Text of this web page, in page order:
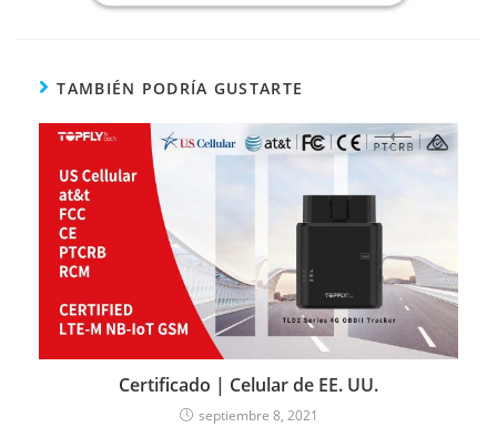
TAMBIÉN PODRÍA GUSTARTE
Certificado | Celular de EE. UU.
septiembre 8, 2021